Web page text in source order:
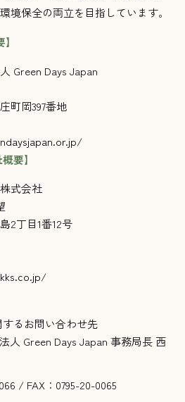
境保全の両立を目指しています。
Green Days Japan
町岡397番地
要】
式会社
2丁目1番12号
るお問い合わせ先
人 Green Days Japan 事務局長 西
/ FAX：0795-20-0065